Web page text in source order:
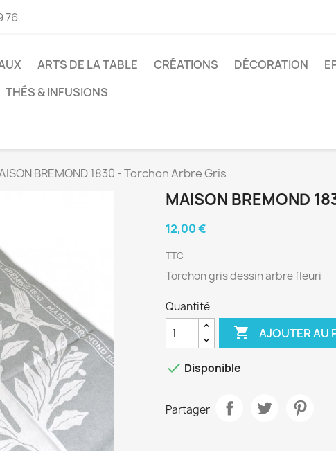
76
ARTS DE LA TABLE CRÉATIONS DÉCORATION
THÉS & INFUSIONS
BREMOND 1830 - Torchon Arbre Gris
MAISON BREMOND
12,00 €
TTC
Torchon gris dessin arbre fleuri
Quantité
 AJOUTER AU
 Disponible
Partager